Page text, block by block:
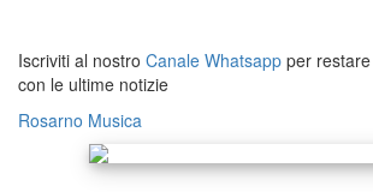
Iscriviti al nostro Canale Whatsapp per
con le ultime notizie
Rosarno Musica